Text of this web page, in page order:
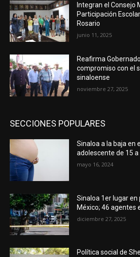
Integran el Consejo
Participación
Rosario
junio 11, 2025
Reafirma
compromiso con el
sinaloense
noviembre 27, 2025
SECCIONES POPULARES
Sinaloa a la baja en
adolescente de 15 a
mayo 16, 2024
Sinaloa 1er lugar en
México; 46 agentes
diciembre 27, 2025
Política social de